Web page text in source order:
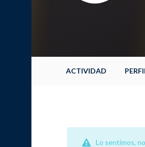
ACTIVIDAD
Lo sentimos,